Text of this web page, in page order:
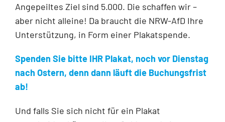
Angepeiltes Ziel sind 5.000. Die schaffen wir –
aber nicht alleine! Da braucht die NRW-AfD Ihre
Unterstützung, in Form einer Plakatspende.
Spenden Sie bitte IHR Plakat, noch vor Dienstag
nach Ostern, denn dann läuft die Buchungsfrist
ab!
Und falls Sie sich nicht für ein Plakat